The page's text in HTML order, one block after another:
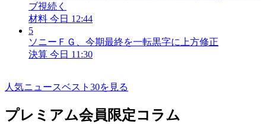
ブ視続く
材料 今日 12:44
5
ソニーＦＧ、今期最終を一転黒字に上方修正
決算 今日 11:30
人気ニュースベスト30を見る
プレミアム会員限定コラム